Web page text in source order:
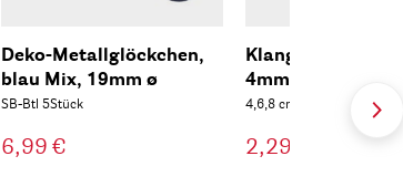
Deko-Metallglöckchen,
blau Mix, 19mm ø
SB-Btl 5Stück
6,99 €
Klangstäbe ø
4mm
4,6,8 cm, sortiert, SB-Btl
2,29 €